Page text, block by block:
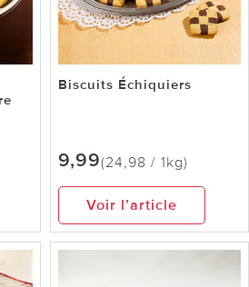
Biscuits Échiquiers
9,99(24,98 / 1kg)
Voir l’article